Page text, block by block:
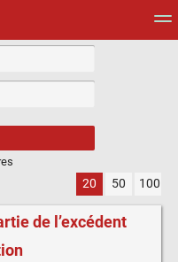
20 50 100
de l’excédent